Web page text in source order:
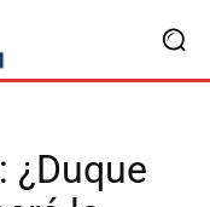
¿Duque